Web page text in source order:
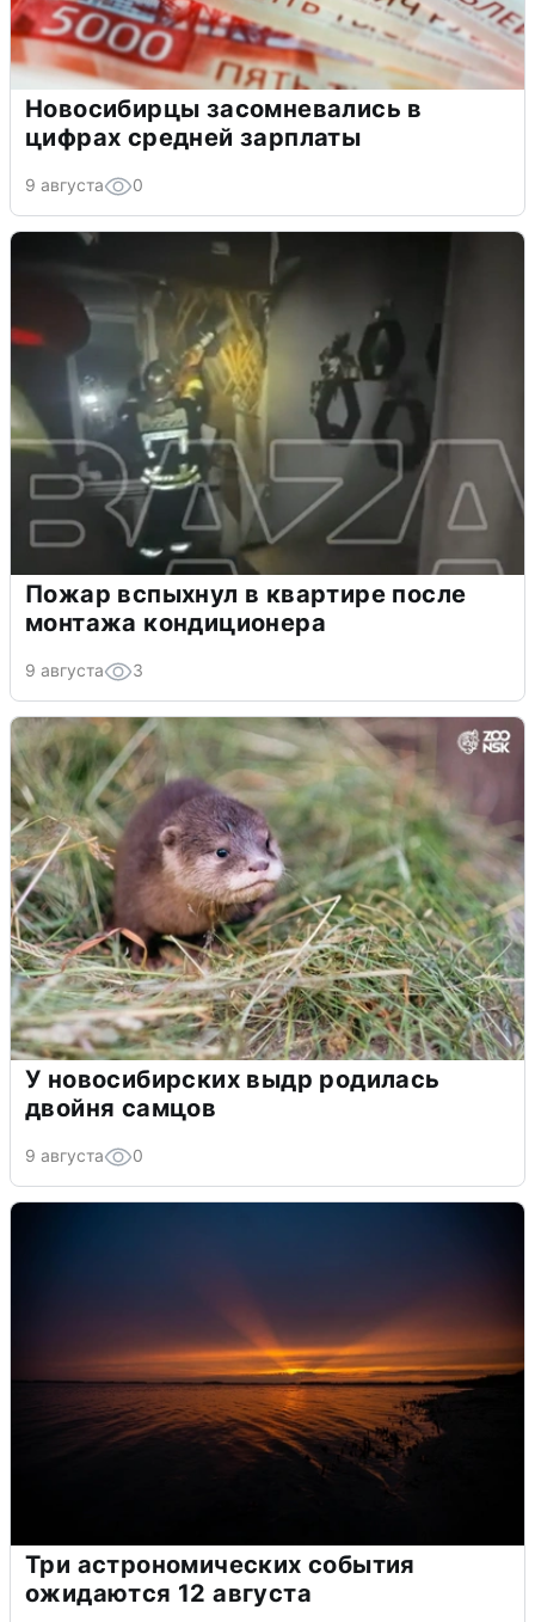
Новосибирцы засомневались в
цифрах средней зарплаты
9 августа 0
Пожар вспыхнул в квартире после
монтажа кондиционера
9 августа 3
У новосибирских выдр родилась
двойня самцов
9 августа 0
Три астрономических события
ожидаются 12 августа